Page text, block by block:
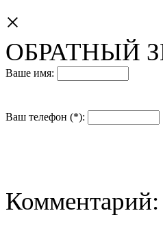
×
ОБРАТНЫЙ
Ваше имя:
Ваш телефон (*):
Комментарий: